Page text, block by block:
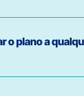
o plano a